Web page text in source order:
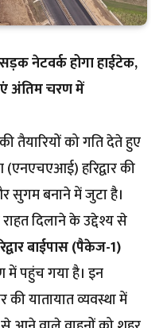
नेटवर्क होगा हाईटेक,
अंतिम चरण में
तैयारियों को गति देते हुए
(एनएचएआई) हरिद्वार की
बनाने में जुटा है।
दिलाने के उद्देश्य से
बाईपास (पैकेज-1)
में पहुंच गया है। इन
की यातायात व्यवस्था में